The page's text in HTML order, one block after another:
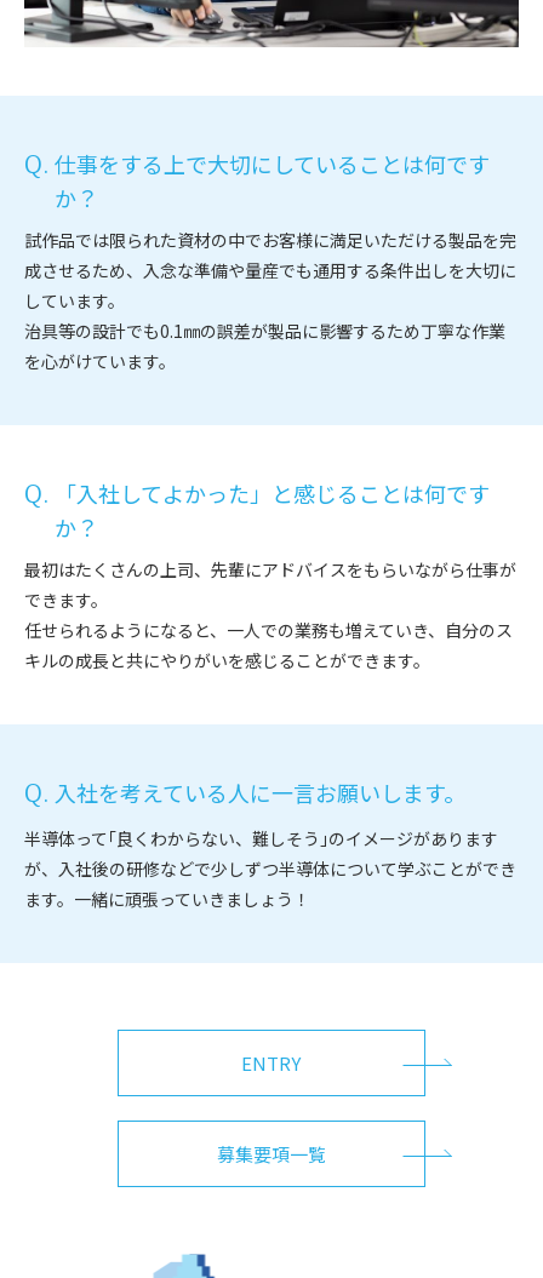
仕事をする上で大切にしていることは何です
か？
試作品では限られた資材の中でお客様に満足いただける製品を完
成させるため、入念な準備や量産でも通用する条件出しを大切に
しています。
治具等の設計でも0.1㎜の誤差が製品に影響するため丁寧な作業
を心がけています。
「入社してよかった」と感じることは何です
か？
最初はたくさんの上司、先輩にアドバイスをもらいながら仕事が
できます。
任せられるようになると、一人での業務も増えていき、自分のス
キルの成長と共にやりがいを感じることができます。
入社を考えている人に一言お願いします。
半導体って｢良くわからない、難しそう｣のイメージがあります
が、入社後の研修などで少しずつ半導体について学ぶことができ
ます。一緒に頑張っていきましょう！
ENTRY
募集要項一覧